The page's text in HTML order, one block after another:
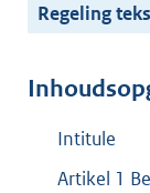
Regeling
Intitule
Artikel 1